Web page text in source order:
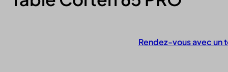
Rendez-vous avec un